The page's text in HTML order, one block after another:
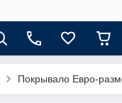
Покрывало Евро-